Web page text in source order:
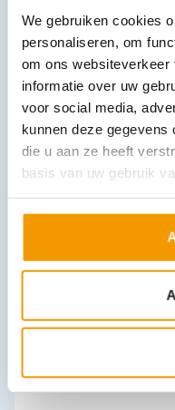
We gebruiken cookies
personaliseren, om
om ons websiteverkeer
informatie over uw
voor social media,
kunnen deze gegevens
die u aan ze heeft
basis van uw gebruik
Verbandwissel set PEG -S-,
€45,41 incl. btw
41.66 excl. btw
In